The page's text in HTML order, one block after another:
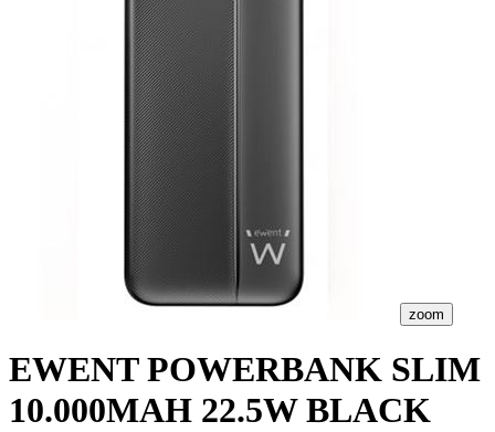
zoom
EWENT POWERBANK SLIM
10.000MAH 22.5W BLACK